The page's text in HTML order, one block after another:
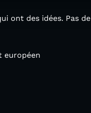
ont des idées. Pas de
européen